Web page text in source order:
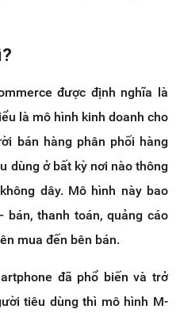
được định nghĩa là
là mô hình kinh doanh cho
bán hàng phân phối hàng
dùng ở bất kỳ nơi nào thông
dây. Mô hình này bao
thanh toán, quảng cáo
mua đến bên bán.
đã phổ biến và trở
tiêu dùng thì mô hình M-